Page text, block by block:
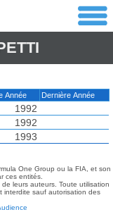
Année Dernière Année
1992
1992
1993
One Group ou la FIA, et son
ces entités.
leurs auteurs. Toute utilisation
interdite sauf autorisation des